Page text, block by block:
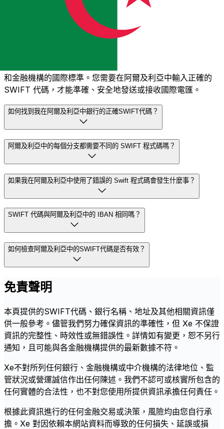
什麼是 SWIFT 代碼？為什麼我需要在阿爾及利亞中使用它？
和金融機構的國際標準。您需要在阿爾及利亞中輸入正確的
SWIFT 代碼，才能準確、安全地發送或接收國際電匯。
如何找到我在阿爾及利亞中銀行的正確SWIFT代碼？
阿爾及利亞中的每個分支都需要不同的 SWIFT 程式碼嗎？
如果我在阿爾及利亞中使用了錯誤的 Swift 程式碼會發生什麼事？
SWIFT 代碼與阿爾及利亞中的 IBAN 相同嗎？
如何檢查阿爾及利亞中的SWIFT代碼是否有效？
免責聲明
本頁提供的SWIFT代碼、銀行名稱、地址及其他相關資訊僅
供一般參考。儘管我們努力確保資訊的準確性，但 Xe 不保證
資訊的完整性、時效性或無錯誤性。詳情如有變更，恕不另行
通知，且可能與各金融機構提供的最新數據不符。
Xe不對所列任何銀行、金融機構或中介機構的法律地位、監
管狀況或營運誠信作出任何陳述。我們不認可或核實所包含的
任何實體的合法性，也不對您使用所提供資訊承擔任何責任。
根據此資訊進行的任何金融交易或決策，風險均由您自行承
擔。Xe 對因依賴本網站資料而導致的任何損失、延誤或損